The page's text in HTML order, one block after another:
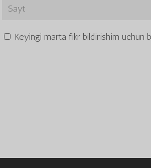
Keyingi marta fikr bildirishim uchun